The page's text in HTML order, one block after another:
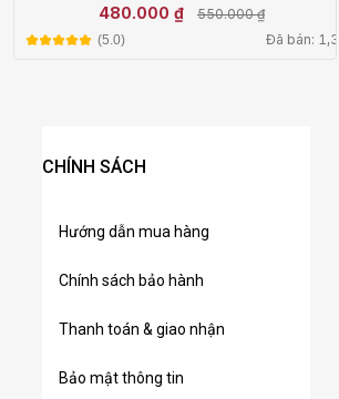
Thêu Họa Tiết N25-03
480.000 ₫ 550.000 ₫
(5.0) Đã bán: 1,3k
Hướng dẫn mua hàng
CHÍNH SÁCH
Chính sách bảo hành
Thanh toán & giao nhận
Bảo mật thông tin